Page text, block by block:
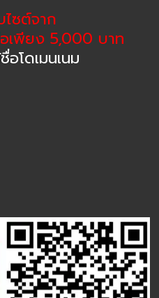
ซต์จาก
เพียง 5,000 บาท
อโดเมนเนม